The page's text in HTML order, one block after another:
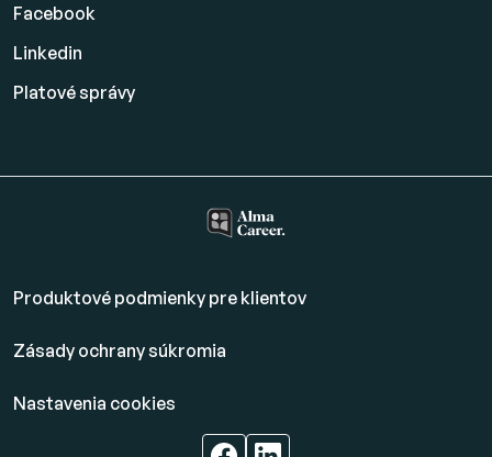
Facebook
Linkedin
Platovésprávy
Produktové podmienky pre klientov
Zásady ochrany súkromia
Nastavenia cookies